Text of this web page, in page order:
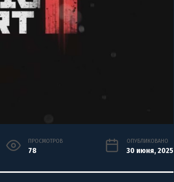
ПРОСМОТРОВ
78
ОПУБЛИКОВАНО
30 июня, 2025